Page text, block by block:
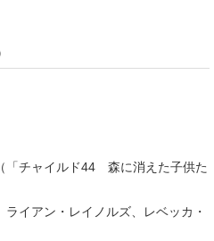
「チャイルド44 森に消えた子供た
イアン・レイノルズ、レベッカ・